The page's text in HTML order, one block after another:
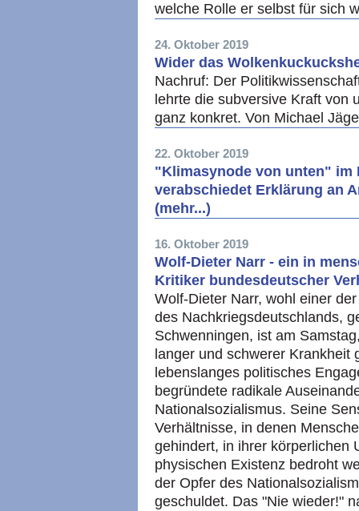
welche Rolle er selbst für sich
24. Oktober 2019
Wider das
Nachruf: Der
lehrte die subversive Kraft von
ganz konkret. Von Michael
22. Oktober 2019
"Klimasynode von unten" im
verabschiedet Erklärung an
(mehr...)
16. Oktober 2019
Wolf-Dieter Narr - ein in
Kritiker bundesdeutscher
Wolf-Dieter Narr, wohl einer
des Nachkriegsdeutschlands,
Schwenningen, ist am
langer und schwerer
lebenslanges politisches
begründete radikale
Nationalsozialismus. Seine
Verhältnisse, in denen
gehindert, in ihrer körperlichen
physischen Existenz bedroht
der Opfer des
geschuldet. Das "Nie wieder!"